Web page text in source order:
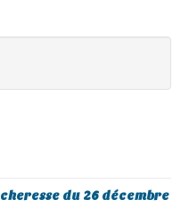
du 26 décembre